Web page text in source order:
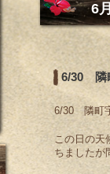
6
6/30 隣
6/30 隣町
この日の天
ちましたが